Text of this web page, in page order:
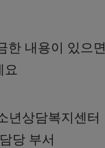
한 내용이 있으
요
년상담복지센터
당 부서